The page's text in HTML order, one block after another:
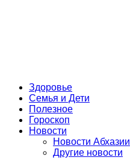
Здоровье
Семья и Дети
Полезное
Гороскоп
Новости
Новости Абхазии
Другие новости